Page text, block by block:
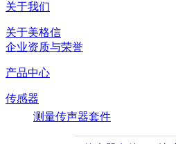
关于我们
关于美格信
企业资质与荣誉
产品中心
传感器
测量传声器套件